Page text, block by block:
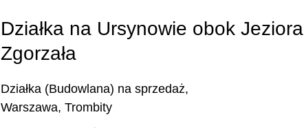
Działka na Ursynowie obok Jeziora
Zgorzała
Działka (Budowlana) na sprzedaż,
Warszawa, Trombity